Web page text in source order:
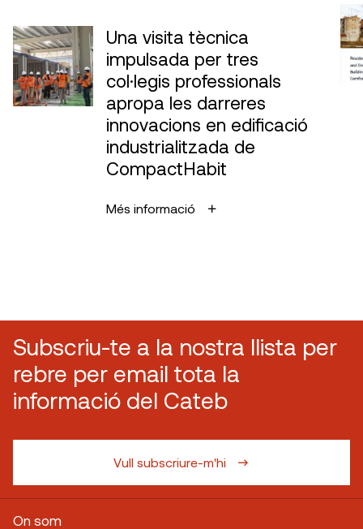
Una visita tècnica
impulsada per tres
col·legis professionals
apropa les darreres
innovacions en edificació
industrialitzada de
CompactHabit
Més informació
Subscriu-te a la nostra llista per
rebre per email tota la
informació del Cateb
Vull subscriure-m'hi
On som